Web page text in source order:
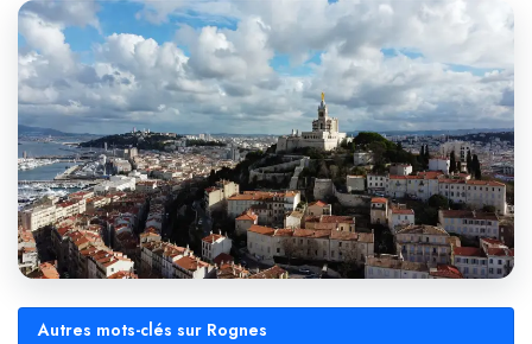
Autres mots-clés sur Rognes